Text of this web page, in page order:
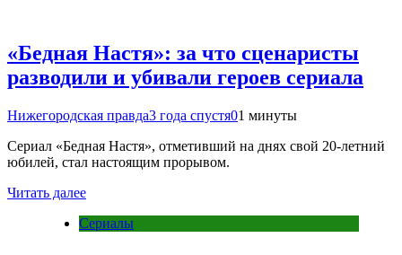
«Бедная Настя»: за что сценаристы
разводили и убивали героев сериала
Нижегородская правда3 года спустя01 минуты
Сериал «Бедная Настя», отметивший на днях свой 20-летний
юбилей, стал настоящим прорывом.
Читать далее
Сериалы